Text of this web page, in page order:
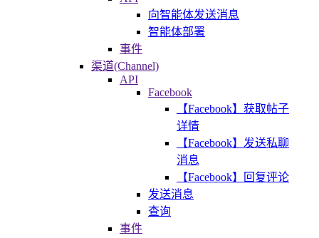
向智能体发送消息
智能体部署
事件
渠道(Channel)
API
Facebook
【Facebook】获取帖子
详情
【Facebook】发送私聊
消息
【Facebook】回复评论
发送消息
查询
事件